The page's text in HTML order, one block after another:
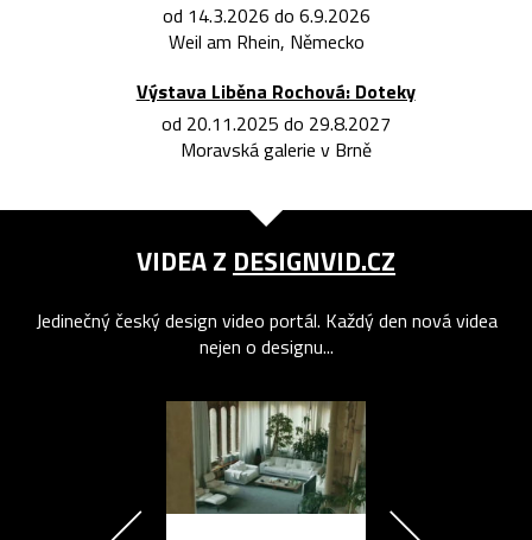
od 14.3.2026 do 6.9.2026
Weil am Rhein, Německo
Výstava Liběna Rochová: Doteky
od 20.11.2025 do 29.8.2027
Moravská galerie v Brně
VIDEA Z DESIGNVID.CZ
Jedinečný český design video portál. Každý den nová videa
nejen o designu...